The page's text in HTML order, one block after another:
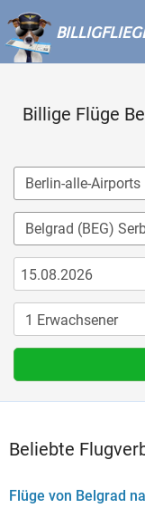
Billige Flüge
Beliebte
Flüge von Belgrad